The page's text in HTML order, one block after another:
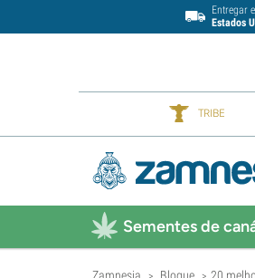
Entregar
Estados
TRIBE
Sementes de
Zamnesia Blogue 20